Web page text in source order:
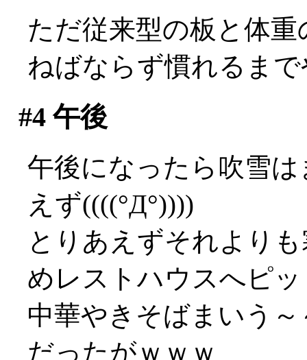
ただ従来型の板と体
ねばならず慣れるま
#4午後
午後になったら吹雪
えず((((°Д°))))
とりあえずそれより
めレストハウスへピ
中華やきそばまいう
だったがｗｗｗ